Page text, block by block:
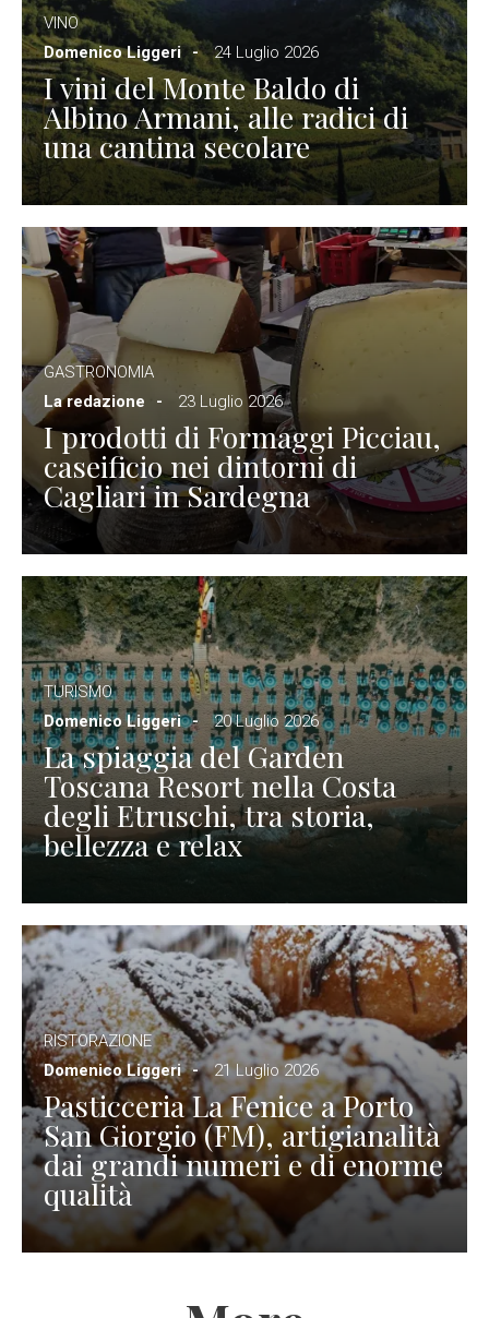
VINO
Domenico Liggeri
24 Luglio 2026
I vini del Monte Baldo di
Albino Armani, alle radici di
una cantina secolare
GASTRONOMIA
La redazione
23 Luglio 2026
I prodotti di Formaggi Picciau,
caseificio nei dintorni di
Cagliari in Sardegna
TURISMO
Domenico Liggeri
20 Luglio 2026
La spiaggia del Garden
Toscana Resort nella Costa
degli Etruschi, tra storia,
bellezza e relax
RISTORAZIONE
Domenico Liggeri
21 Luglio 2026
Pasticceria La Fenice a Porto
San Giorgio (FM), artigianalità
dai grandi numeri e di enorme
qualità